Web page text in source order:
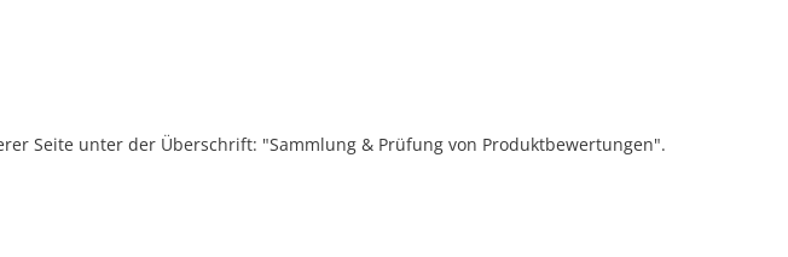
Seite unter der Überschrift: "Sammlung & Prüfung von Produktbewertungen".